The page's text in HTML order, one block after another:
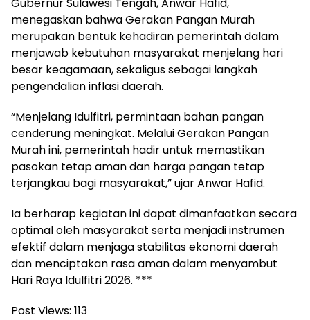
Gubernur Sulawesi Tengah, Anwar Hafid,
menegaskan bahwa Gerakan Pangan Murah
merupakan bentuk kehadiran pemerintah dalam
menjawab kebutuhan masyarakat menjelang hari
besar keagamaan, sekaligus sebagai langkah
pengendalian inflasi daerah.
“Menjelang Idulfitri, permintaan bahan pangan
cenderung meningkat. Melalui Gerakan Pangan
Murah ini, pemerintah hadir untuk memastikan
pasokan tetap aman dan harga pangan tetap
terjangkau bagi masyarakat,” ujar Anwar Hafid.
Ia berharap kegiatan ini dapat dimanfaatkan secara
optimal oleh masyarakat serta menjadi instrumen
efektif dalam menjaga stabilitas ekonomi daerah
dan menciptakan rasa aman dalam menyambut
Hari Raya Idulfitri 2026. ***
Post Views: 113